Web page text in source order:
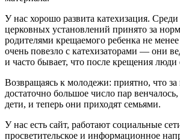
У нас хорошо развита катехизация.
церковных установлений принято за
родителями крещаемого ребенка не
очень повезло с катехизаторами — они
и часто бывает, что после крещения люди
Возвращаясь к молодежи: приятно, что
достаточно большое число пар
дети, и теперь они приходят семьями.
У нас есть сайт, работают социальные
просветительское и информационное